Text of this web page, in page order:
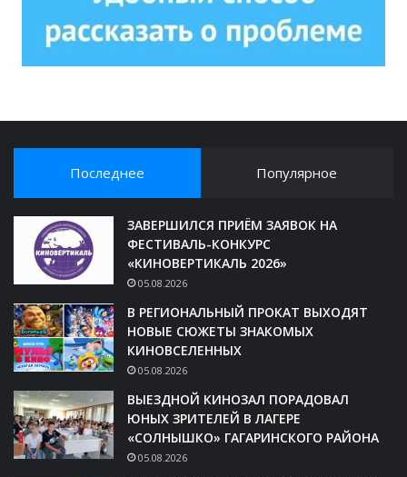
Последнее Популярное
ЗАВЕРШИЛСЯ ПРИЁМ ЗАЯВОК НА
ФЕСТИВАЛЬ-КОНКУРС
«КИНОВЕРТИКАЛЬ 2026»
05.08.2026
В РЕГИОНАЛЬНЫЙ ПРОКАТ ВЫХОДЯТ
НОВЫЕ СЮЖЕТЫ ЗНАКОМЫХ
КИНОВСЕЛЕННЫХ
05.08.2026
ВЫЕЗДНОЙ КИНОЗАЛ ПОРАДОВАЛ
ЮНЫХ ЗРИТЕЛЕЙ В ЛАГЕРЕ
«СОЛНЫШКО» ГАГАРИНСКОГО РАЙОНА
05.08.2026